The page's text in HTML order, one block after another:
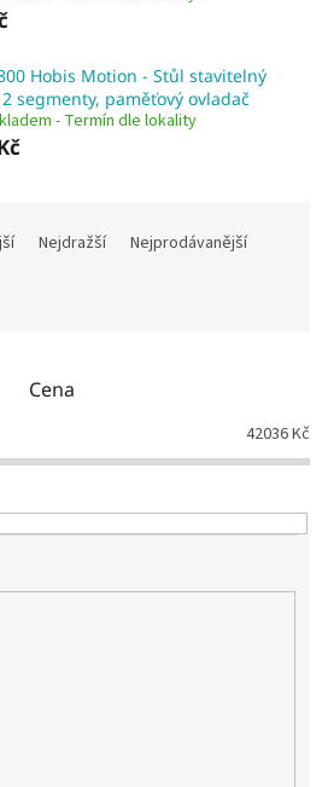
Hobis Motion - Stůl stavitelný
2 segmenty, paměťový ovladač
- Termín dle lokality
Nejdražší
Nejprodávanější
Cena
42036Kč